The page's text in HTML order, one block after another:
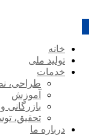
خانه
تولید ملی
خدمات
طراحی،
آموزش
بازرگانی
تحقیق،
درباره ما